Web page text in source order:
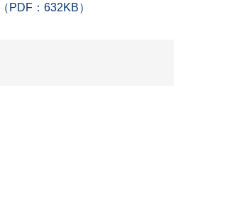
PDF：632KB）